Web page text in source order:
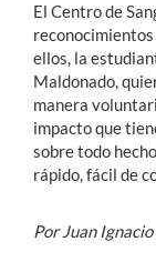
El Centro de
ellos, la
Maldonado,
manera
impacto que
sobre todo
rápido, fácil de
Por Juan